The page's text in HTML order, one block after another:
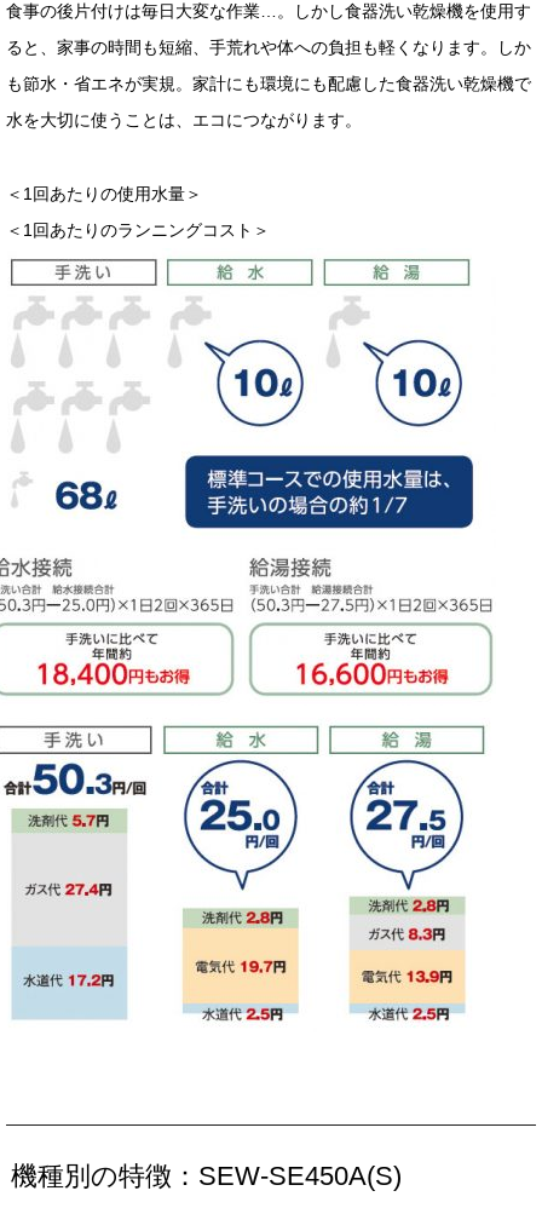
メールアドレス (必須)
商品名
メッセージ本文
ファイル添付
食事の後片付けは毎日大変な作業…。しかし食器洗い乾燥機を使用す
ると、家事の時間も短縮、手荒れや体への負担も軽くなります。しか
も節水・省エネが実規。家計にも環境にも配慮した食器洗い乾燥機で
水を大切に使うことは、エコにつながります。
＜1回あたりの使用水量＞
＜1回あたりのランニングコスト＞
機種別の特徴：SEW-SE450A(S)